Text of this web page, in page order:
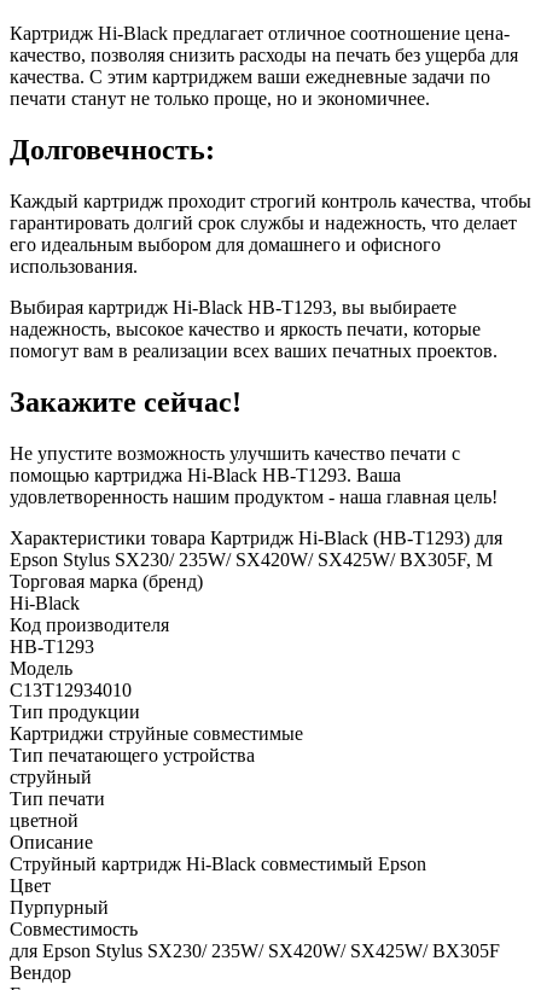
Картридж Hi-Black предлагает отличное соотношение цена-
качество, позволяя снизить расходы на печать без ущерба для
качества. С этим картриджем ваши ежедневные задачи по
печати станут не только проще, но и экономичнее.
Долговечность:
Каждый картридж проходит строгий контроль качества, чтобы
гарантировать долгий срок службы и надежность, что делает
его идеальным выбором для домашнего и офисного
использования.
Выбирая картридж Hi-Black HB-T1293, вы выбираете
надежность, высокое качество и яркость печати, которые
помогут вам в реализации всех ваших печатных проектов.
Закажите сейчас!
Не упустите возможность улучшить качество печати с
помощью картриджа Hi-Black HB-T1293. Ваша
удовлетворенность нашим продуктом - наша главная цель!
Характеристики товара Картридж Hi-Black (HB-T1293) для
Epson Stylus SX230/ 235W/ SX420W/ SX425W/ BX305F, M
Торговая марка (бренд)
Hi-Black
Код производителя
HB-T1293
Модель
C13T12934010
Тип продукции
Картриджи струйные совместимые
Тип печатающего устройства
струйный
Тип печати
цветной
Описание
Струйный картридж Hi-Black совместимый Epson
Цвет
Пурпурный
Совместимость
для Epson Stylus SX230/ 235W/ SX420W/ SX425W/ BX305F
Вендор